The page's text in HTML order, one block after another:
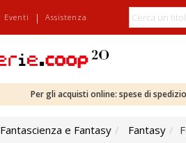
Eventi | Assistenza
Per gli acquisti online: spese di
Fantascienza e Fantasy Fantasy